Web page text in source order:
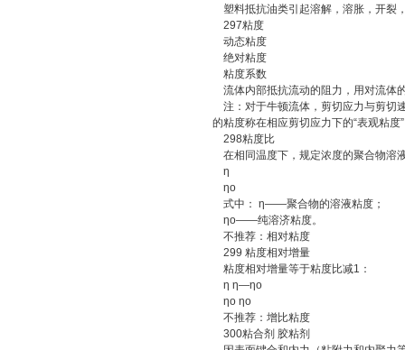
塑料抵抗油类引起溶解，溶胀，开裂
297粘度
动态粘度
绝对粘度
粘度系数
流体内部抵抗流动的阻力，用对流体
注：对于牛顿流体，剪切应力与剪切
的粘度称在相应剪切应力下的“表观粘度
298粘度比
在相同温度下，规定浓度的聚合物溶
η
ηo
式中： η——聚合物的溶液粘度；
ηo——纯溶济粘度。
不推荐：相对粘度
299 粘度相对增量
粘度相对增量等于粘度比减1：
η η—ηo
ηo ηo
不推荐：增比粘度
300粘合剂 胶粘剂